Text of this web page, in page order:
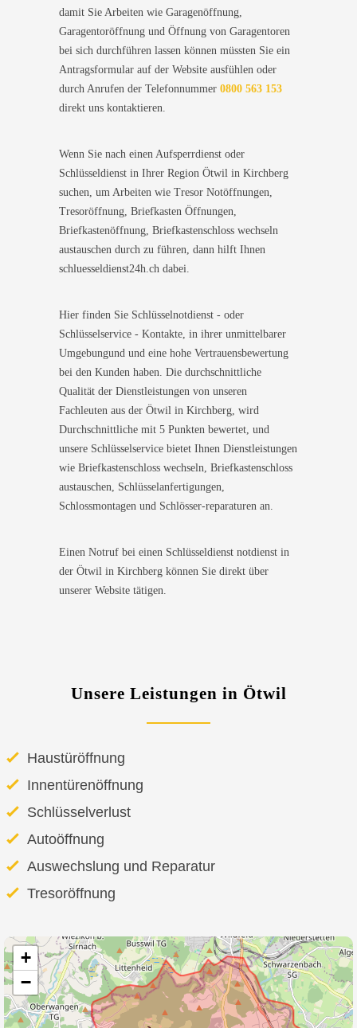
damit Sie Arbeiten wie Garagenöffnung,
Garagentoröffnung und Öffnung von Garagentoren
bei sich durchführen lassen können müssten Sie ein
Antragsformular auf der Website ausfühlen oder
durch Anrufen der Telefonnummer 0800 563 153
direkt uns kontaktieren.
Wenn Sie nach einen Aufsperrdienst oder
Schlüsseldienst in Ihrer Region Ötwil in Kirchberg
suchen, um Arbeiten wie Tresor Notöffnungen,
Tresoröffnung, Briefkasten Öffnungen,
Briefkastenöffnung, Briefkastenschloss wechseln
austauschen durch zu führen, dann hilft Ihnen
schluesseldienst24h.ch dabei.
Hier finden Sie Schlüsselnotdienst - oder
Schlüsselservice - Kontakte, in ihrer unmittelbarer
Umgebungund und eine hohe Vertrauensbewertung
bei den Kunden haben. Die durchschnittliche
Qualität der Dienstleistungen von unseren
Fachleuten aus der Ötwil in Kirchberg, wird
Durchschnittliche mit 5 Punkten bewertet, und
unsere Schlüsselservice bietet Ihnen Dienstleistungen
wie Briefkastenschloss wechseln, Briefkastenschloss
austauschen, Schlüsselanfertigungen,
Schlossmontagen und Schlösser-reparaturen an.
Einen Notruf bei einen Schlüsseldienst notdienst in
der Ötwil in Kirchberg können Sie direkt über
unserer Website tätigen.
Unsere Leistungen in Ötwil
Haustüröffnung
Innentürenöffnung
Schlüsselverlust
Autoöffnung
Auswechslung und Reparatur
Tresoröffnung
+
−